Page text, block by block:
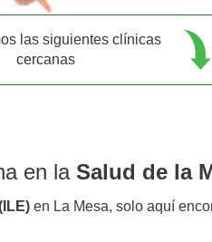
las siguientes clínicas
cercanas
en la Salud de la
en La Mesa, solo aquí